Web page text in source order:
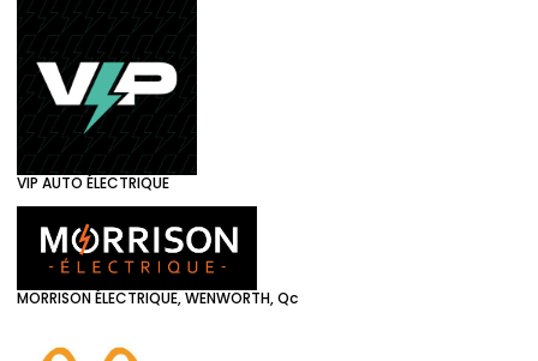
VIP AUTO ÉLECTRIQUE
MORRISON ÉLECTRIQUE, WENWORTH, Qc